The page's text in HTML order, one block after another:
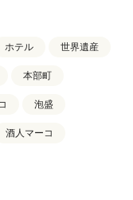
ホテル 世界遺産
本部町
泡盛
酒人マーコ